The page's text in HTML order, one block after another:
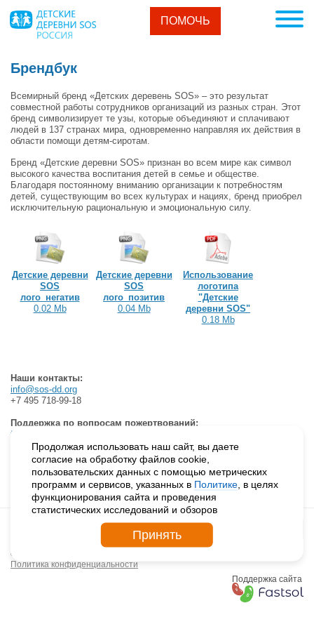
ПОМОЧЬ
Брендбук
Всемирный бренд «Детских деревень SOS» – это результат
совместной работы сотрудников организаций из разных стран. Этот
бренд символизирует те узы, которые объединяют и сплачивают
людей в 137 странах мира, одновременно направляя их действия в
области помощи детям-сиротам.
Бренд «Детские деревни SOS» признан во всем мире как символ
высокого качества воспитания детей в семье и обществе.
Благодаря постоянному вниманию организации к потребностям
детей, существующим во всех культурах и нациях, бренд приобрел
исключительную рациональную и эмоциональную силу.
Детские деревни
SOS
лого_негатив
0.02 Mb
Детские деревни
SOS
лого_позитив
0.04 Mb
Использование
логотипа
"Детские
деревни SOS"
0.18 Mb
Наши контакты:
info@sos-dd.org
+7 495 718-99-18
Поддержка по вопросам пожертвований:
friendsclub@sos-dd.org
+7 495 796-00-22
(с 10.00 до 18.00 в рабочие дни.
В остальные часы можно оставить сообщение на автоответчик)
Поддержка сайта
© 2026. ДЕТСКИЕ ДЕРЕВНИ – SOS РОССИЯ
Политика конфиденциальности
Продолжая использовать наш сайт, вы даете
согласие на обработку файлов cookie,
пользовательских данных с помощью метрических
программ и сервисов, указанных в Политике, в целях
функционирования сайта и проведения
статистических исследований и обзоров
Принять